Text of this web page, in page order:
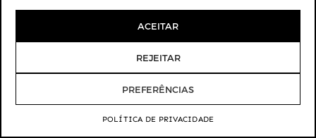
ACEITAR
REJEITAR
PREFERÊNCIAS
POLÍTICA DE PRIVACIDADE
Precisa de ajuda?
Fale connosco.